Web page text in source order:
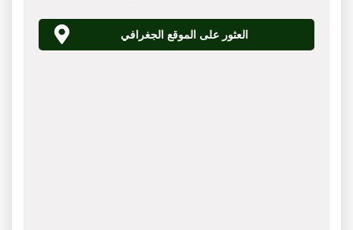
العثور على الموقع الجغرافي